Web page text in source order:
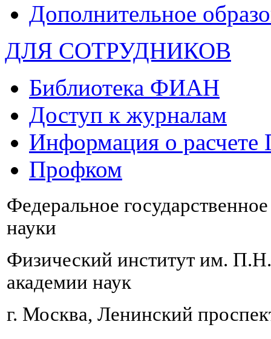
Дополнительное
ДЛЯ СОТРУДНИКОВ
Библиотека ФИАН
Доступ к журналам
Информация о
Профком
Федеральное
науки
Физический институт им.
академии наук
г. Москва, Ленинский